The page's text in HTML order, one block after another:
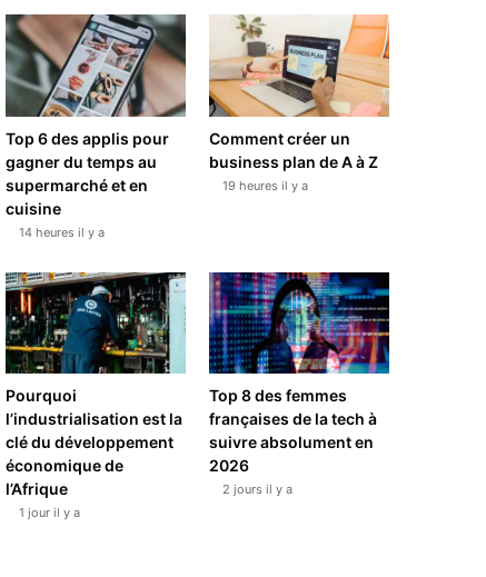
Top 6 des applis pour
gagner du temps au
supermarché et en
cuisine
14 heures il y a
Comment créer un
business plan de A à Z
19 heures il y a
Pourquoi
l’industrialisation est la
clé du développement
économique de
l’Afrique
1 jour il y a
Top 8 des femmes
françaises de la tech à
suivre absolument en
2026
2 jours il y a